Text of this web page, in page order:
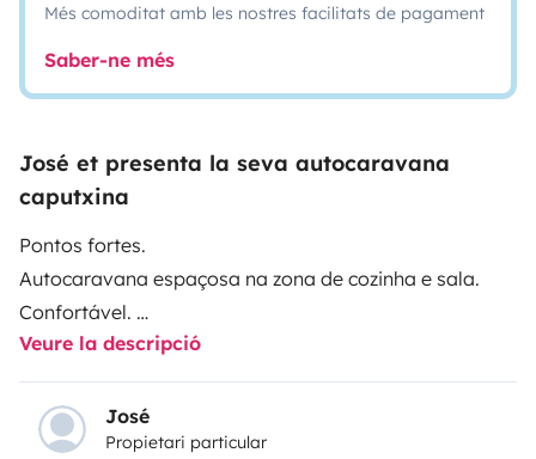
Més comoditat amb les nostres facilitats de pagament
Saber-ne més
José et presenta la seva autocaravana
caputxina
Pontos fortes.
Autocaravana espaçosa na zona de cozinha e sala.
Confortável.
WC remodelado.
Dormidas cama casal por cima dos bancos do
condutor, 2 beliches nas traseiras, 1 cama casal e 1
cama individual a transformar na zona da sala.
Veure la descripció
José
Propietari particular